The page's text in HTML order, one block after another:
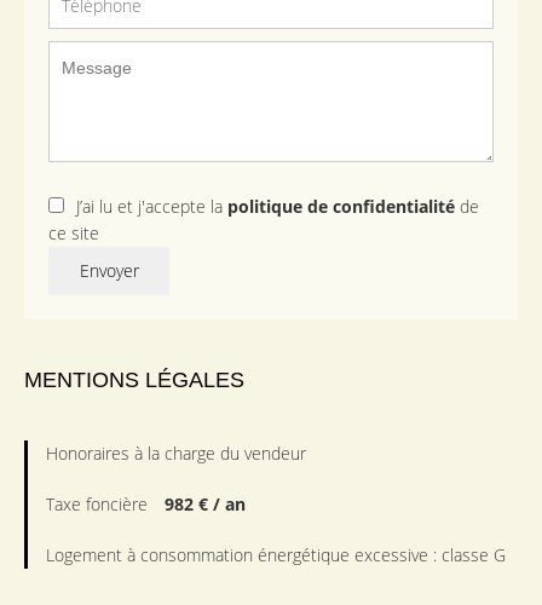
J’ai lu et j'accepte la politique de confidentialité de
ce site
Envoyer
MENTIONS LÉGALES
Honoraires à la charge du vendeur
Taxe foncière 982 € / an
Logement à consommation énergétique excessive : classe G